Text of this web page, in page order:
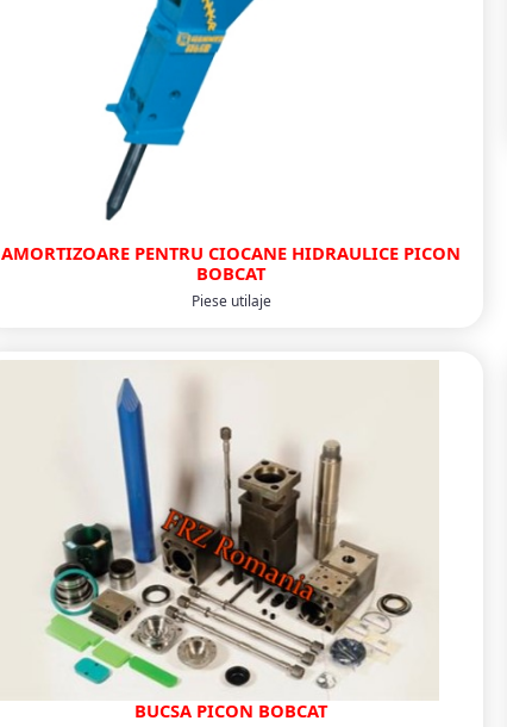
AMORTIZOARE PENTRU CIOCANE HIDRAULICE PICON
BOBCAT
Piese utilaje
BUCSA PICON BOBCAT